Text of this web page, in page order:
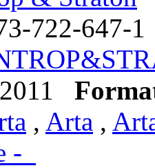
722-647-1
2011
, Arta ,
-